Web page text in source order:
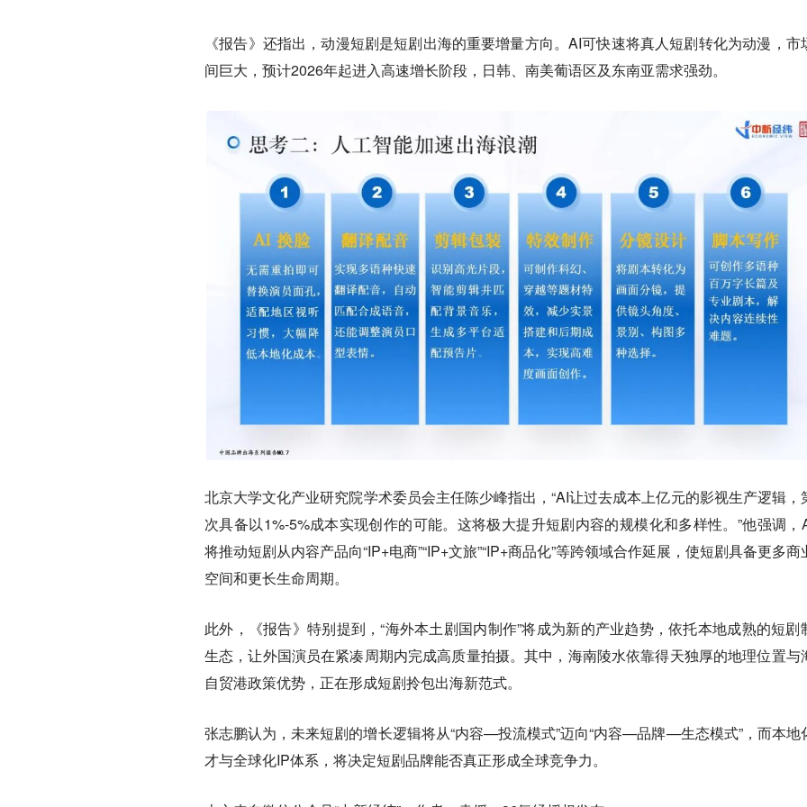
《报告》还指出，动漫短剧是短剧出海的重要增量方向。AI可快速将真人短剧转化为动漫，市
间巨大，预计2026年起进入高速增长阶段，日韩、南美葡语区及东南亚需求强劲。
北京大学文化产业研究院学术委员会主任陈少峰指出，“AI让过去成本上亿元的影视生产逻辑，
次具备以1%-5%成本实现创作的可能。这将极大提升短剧内容的规模化和多样性。”他强调，
将推动短剧从内容产品向“IP+电商”“IP+文旅”“IP+商品化”等跨领域合作延展，使短剧具备更多商
空间和更长生命周期。
此外，《报告》特别提到，“海外本土剧国内制作”将成为新的产业趋势，依托本地成熟的短剧
生态，让外国演员在紧凑周期内完成高质量拍摄。其中，海南陵水依靠得天独厚的地理位置与
自贸港政策优势，正在形成短剧拎包出海新范式。
张志鹏认为，未来短剧的增长逻辑将从“内容—投流模式”迈向“内容—品牌—生态模式”，而本地
才与全球化IP体系，将决定短剧品牌能否真正形成全球竞争力。